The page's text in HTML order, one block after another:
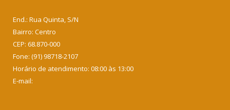
End.: Rua Quinta, S/N
Bairro: Centro
CEP: 68.870-000
Fone: (91) 98718-2107
Horário de atendimento: 08:00 às 13:00
E-mail: